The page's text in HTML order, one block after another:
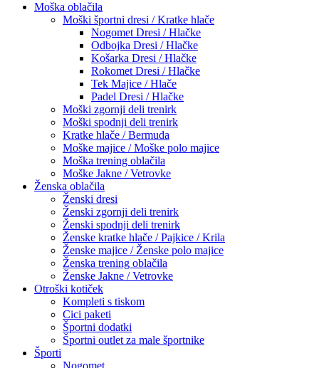
Moška oblačila
Moški športni dresi / Kratke hlače
Nogomet Dresi / Hlačke
Odbojka Dresi / Hlačke
Košarka Dresi / Hlačke
Rokomet Dresi / Hlačke
Tek Majice / Hlače
Padel Dresi / Hlačke
Moški zgornji deli trenirk
Moški spodnji deli trenirk
Kratke hlače / Bermuda
Moške majice / Moške polo majice
Moška trening oblačila
Moške Jakne / Vetrovke
Ženska oblačila
Ženski dresi
Ženski zgornji deli trenirk
Ženski spodnji deli trenirk
Ženske kratke hlače / Pajkice / Krila
Ženske majice / Ženske polo majice
Ženska trening oblačila
Ženske Jakne / Vetrovke
Otroški kotiček
Kompleti s tiskom
Cici paketi
Športni dodatki
Športni outlet za male športnike
Športi
Nogomet